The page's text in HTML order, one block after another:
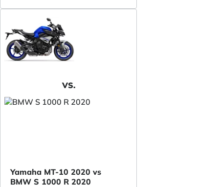
VS.
Yamaha MT-10 2020 vs
BMW S 1000 R 2020